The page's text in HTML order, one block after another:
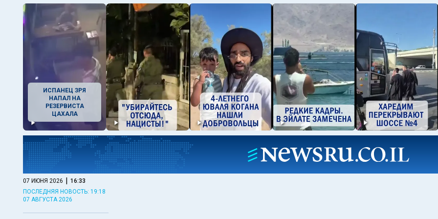
ИСПАНЕЦ ЗРЯ
НАПАЛ НА
РЕЗЕРВИСТА
ЦАХАЛА
07 ИЮНЯ 2026 | 16:33
ПОСЛЕДНЯЯ НОВОСТЬ: 19:18
07 АВГУСТА 2026